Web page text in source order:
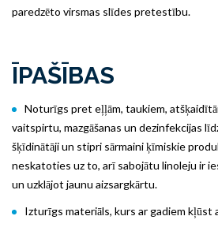
paredzēto virsmas slīdes pretestību.
ĪPAŠĪBAS
Noturīgs pret eļļām, taukiem,
vaitspirtu, mazgāšanas un dezinfekcijas
šķīdinātāji un stipri sārmaini ķīmiskie
neskatoties uz to, arī sabojātu linoleju ir
un uzklājot jaunu aizsargkārtu.
Izturīgs materiāls, kurs ar gadiem kļūst